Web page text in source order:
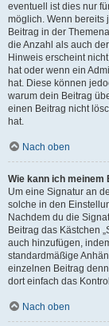
eventuell ist dies nur
möglich. Wenn bereits
Beitrag in der
die Anzahl als auch
Hinweis erscheint
hat oder wenn ein
hat. Diese können
warum dein Beitrag
einen Beitrag nicht
hat.
Nach oben
Wie kann ich meinem
Um eine Signatur an
solche in den
Nachdem du die
Beitrag das Kästchen
auch hinzufügen,
standardmäßige
einzelnen Beitrag
dort einfach das
Nach oben